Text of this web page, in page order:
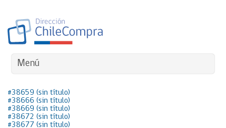
Menú
#38659 (sin título)
#38666 (sin título)
#38669 (sin título)
#38672 (sin título)
#38677 (sin título)